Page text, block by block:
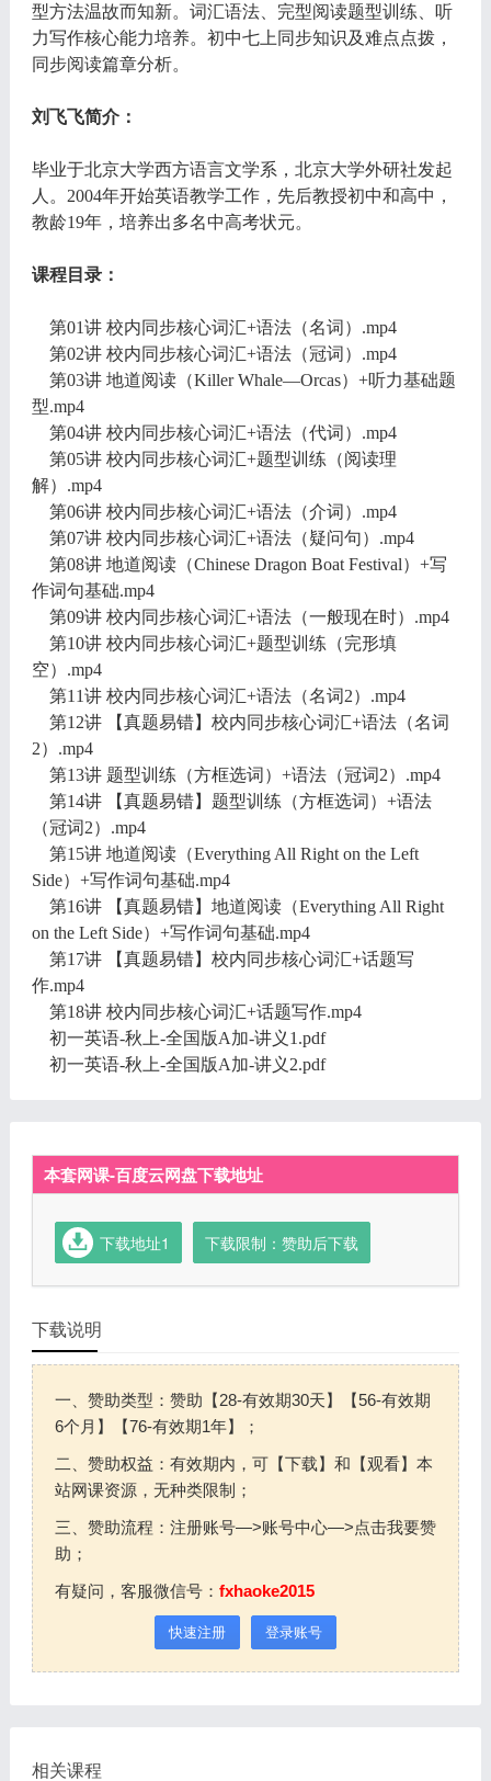
型方法温故而知新。词汇语法、完型阅读题型训练、听
力写作核心能力培养。初中七上同步知识及难点点拨，
同步阅读篇章分析。
刘飞飞简介：
毕业于北京大学西方语言文学系，北京大学外研社发起
人。2004年开始英语教学工作，先后教授初中和高中，
教龄19年，培养出多名中高考状元。
课程目录：
第01讲 校内同步核心词汇+语法（名词）.mp4
第02讲 校内同步核心词汇+语法（冠词）.mp4
第03讲 地道阅读（Killer Whale—Orcas）+听力基础题
型.mp4
第04讲 校内同步核心词汇+语法（代词）.mp4
第05讲 校内同步核心词汇+题型训练（阅读理
解）.mp4
第06讲 校内同步核心词汇+语法（介词）.mp4
第07讲 校内同步核心词汇+语法（疑问句）.mp4
第08讲 地道阅读（Chinese Dragon Boat Festival）+写
作词句基础.mp4
第09讲 校内同步核心词汇+语法（一般现在时）.mp4
第10讲 校内同步核心词汇+题型训练（完形填
空）.mp4
第11讲 校内同步核心词汇+语法（名词2）.mp4
第12讲 【真题易错】校内同步核心词汇+语法（名词
2）.mp4
第13讲 题型训练（方框选词）+语法（冠词2）.mp4
第14讲 【真题易错】题型训练（方框选词）+语法
（冠词2）.mp4
第15讲 地道阅读（Everything All Right on the Left
Side）+写作词句基础.mp4
第16讲 【真题易错】地道阅读（Everything All Right
on the Left Side）+写作词句基础.mp4
第17讲 【真题易错】校内同步核心词汇+话题写
作.mp4
第18讲 校内同步核心词汇+话题写作.mp4
初一英语-秋上-全国版A加-讲义1.pdf
初一英语-秋上-全国版A加-讲义2.pdf
本套网课-百度云网盘下载地址
下载地址1 下载限制：赞助后下载
下载说明
一、赞助类型：赞助【28-有效期30天】【56-有效期
6个月】【76-有效期1年】；
二、赞助权益：有效期内，可【下载】和【观看】本
站网课资源，无种类限制；
三、赞助流程：注册账号—>账号中心—>点击我要赞
助；
有疑问，客服微信号： fxhaoke2015
快速注册 登录账号
相关课程